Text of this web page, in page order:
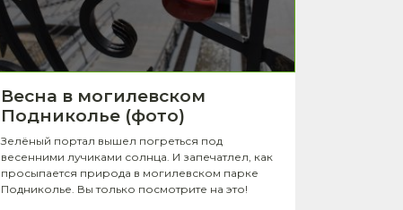
Весна в могилевском
Подниколье (фото)
Зелёный портал вышел погреться под
весенними лучиками солнца. И запечатлел, как
просыпается природа в могилевском парке
Подниколье. Вы только посмотрите на это!